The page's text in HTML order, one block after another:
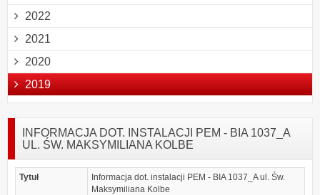
2022
2021
2020
2019
INFORMACJA DOT. INSTALACJI PEM - BIA 1037_A
UL. ŚW. MAKSYMILIANA KOLBE
Tytuł
Informacja dot. instalacji PEM - BIA 1037_A ul. Św.
Maksymiliana Kolbe